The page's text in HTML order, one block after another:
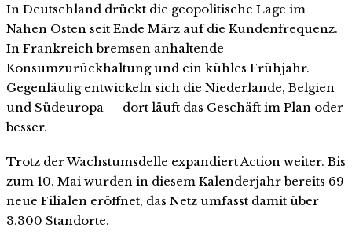
In Deutschland drückt die geopolitische Lage im
Nahen Osten seit Ende März auf die Kundenfrequenz.
In Frankreich bremsen anhaltende
Konsumzurückhaltung und ein kühles Frühjahr.
Gegenläufig entwickeln sich die Niederlande, Belgien
und Südeuropa — dort läuft das Geschäft im Plan oder
besser.
Trotz der Wachstumsdelle expandiert Action weiter. Bis
zum 10. Mai wurden in diesem Kalenderjahr bereits 69
neue Filialen eröffnet, das Netz umfasst damit über
3.300 Standorte.